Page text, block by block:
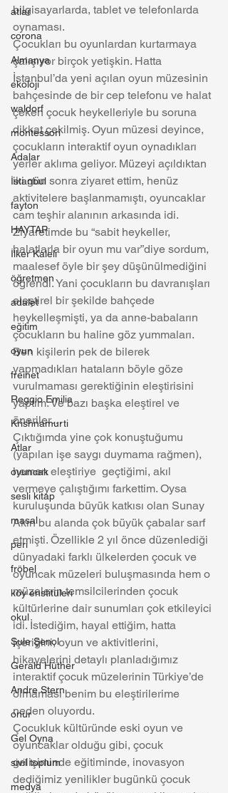
atlar
corona
Almanya
ekoloji
waldorf
montessori
Adalar
İstanbul
fayton
HAYTAP
İlker Kaleli
öğretmen
adalet
eğitim
oyun
freinet
Reggio Emilia
Krishnamurti
Atlar
oyuncak
sesli kitap
masal
peri
fröbel
köy enstitüleri
okul
Şule Şenol
Gerald Hüther
Andre Stern
onur
Gel Oyna
sivil toplum
medya
bilgisayarlarda, tablet ve telefonlarda
oynaması.
Çocukları bu oyunlardan kurtarmaya
çalışıyor birçok yetişkin. Hatta
İstanbul’da yeni açılan oyun müzesinin
bahçesinde de bir cep telefonu ve halat
çeken çocuk heykelleriyle bu soruna
dikkat çekilmiş. Oyun müzesi deyince,
çocukların interaktif oyun oynadıkları
yerler aklıma geliyor. Müzeyi açıldıktan
iki gün sonra ziyaret ettim, henüz
aktivitelere başlanmamıştı, oyuncaklar
cam teşhir alanının arkasında idi.
Ziyaretimde bu “sabit heykeller,
halatlarla bir oyun mu var”diye sordum,
maalesef öyle bir şey düşünülmediğini
öğrendi. Yani çocukların bu davranışları
eleştirel bir şekilde bahçede
heykelleşmişti, ya da anne-babaların
çocukların bu haline göz yummaları.
Ben kişilerin pek de bilerek
yapmadıkları hataların böyle göze
vurulmaması gerektiğinin eleştirisini
yaptım. Ve bazı başka eleştirel ve
öneriler…
Çıktığımda yine çok konuştuğumu
(yapılan işe saygı duymama rağmen),
hemen eleştiriye  geçtiğimi, akıl
vermeye çalıştığımı farkettim. Oysa
kuruluşunda büyük katkısı olan Sunay
Akın bu alanda çok büyük çabalar sarf
etmişti. Özellikle 2 yıl önce düzenlediği
dünyadaki farklı ülkelerden çocuk ve
oyuncak müzeleri buluşmasında hem o
müzelerin temsilcilerinden çocuk
kültürlerine dair sunumları çok etkileyici
idi. İstediğim, hayal ettiğim, hatta
içeriğini, oyun ve aktivitlerini,
hikayelerini detaylı planladığımız
interaktif çocuk müzelerinin Türkiye’de
olmaması benim bu eleştirilerime
neden oluyordu.
Çocukluk kültüründe eski oyun ve
oyuncaklar olduğu gibi, çocuk
gelişiminde eğitiminde, inovasyon
dediğimiz yenilikler bugünkü çocuk